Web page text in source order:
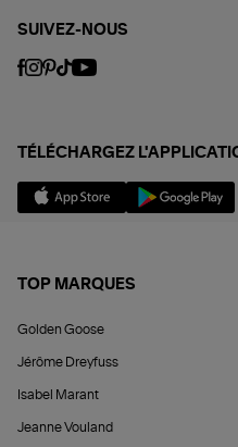
SUIVEZ-NOUS
TÉLÉCHARGEZ
TOP MARQUES
Golden Goose
Jérôme Dreyfuss
Isabel Marant
Jeanne Vouland